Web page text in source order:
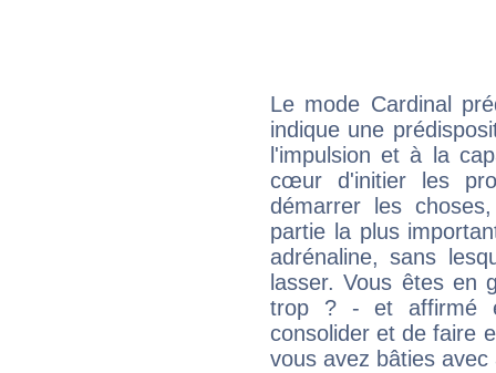
Le mode Cardinal
indique une
l'impulsion et à la
cœur d'initier les
démarrer les
partie la plus
adrénaline, sans
lasser. Vous êtes en
trop ? - et affirmé
consolider et de faire
vous avez bâties avec